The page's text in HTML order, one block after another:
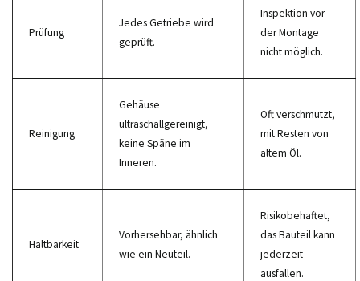
Prüfung
Jedes Getriebe wird
geprüft.
Inspektion vor
der Montage
nicht möglich.
Reinigung
Gehäuse
ultraschallgereinigt,
keine Späne im
Inneren.
Oft verschmutzt,
mit Resten von
altem Öl.
Haltbarkeit
Vorhersehbar, ähnlich
wie ein Neuteil.
Risikobehaftet,
das Bauteil kann
jederzeit
ausfallen.